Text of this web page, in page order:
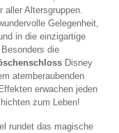
Altersgruppen.
Gelegenheit,
in die einzigartige
die
Disney
atemberaubenden
erwachen jeden
zum Leben!
rundet das magische